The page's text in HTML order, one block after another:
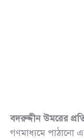
বদরুদ্দীন উমরের
গণমাধ্যমে পাঠানো